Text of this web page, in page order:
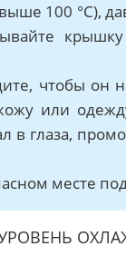
100 °C),
чтобы он
или
в глаза,
месте